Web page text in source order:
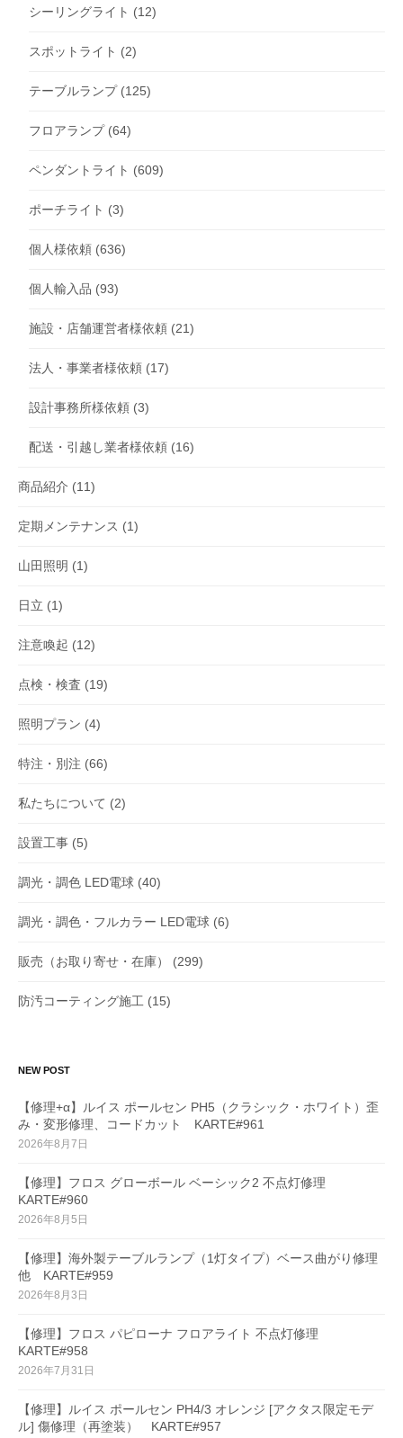
シーリングライト (12)
スポットライト (2)
テーブルランプ(125)
フロアランプ(64)
ペンダントライト (609)
ポーチライト (3)
個人様依頼 (636)
個人輸入品 (93)
施設・店舗運営者様依頼 (21)
法人・事業者様依頼 (17)
設計事務所様依頼 (3)
配送・引越し業者様依頼 (16)
商品紹介 (11)
定期メンテナンス (1)
山田照明 (1)
日立 (1)
注意喚起 (12)
点検・検査 (19)
照明プラン (4)
特注・別注 (66)
私たちについて (2)
設置工事 (5)
調光・調色 LED電球 (40)
調光・調色・フルカラー LED電球 (6)
販売（お取り寄せ・在庫） (299)
防汚コーティング施工 (15)
NEW POST
【修理+α】ルイス ポールセン PH5（クラシック・ホワイト）歪
み・変形修理、コードカット KARTE#961
2026年8月7日
【修理】フロス グローボール ベーシック2 不点灯修理
KARTE#960
2026年8月5日
【修理】海外製テーブルランプ（1灯タイプ）ベース曲がり修理
他 KARTE#959
2026年8月3日
【修理】フロス パピローナ フロアライト 不点灯修理
KARTE#958
2026年7月31日
【修理】ルイス ポールセン PH4/3 オレンジ [アクタス限定モデ
ル] 傷修理（再塗装） KARTE#957